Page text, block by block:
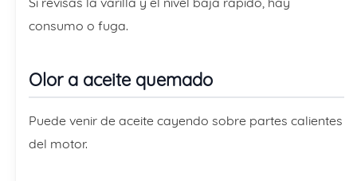
consumo o fuga.
Olor a aceite quemado
Puede venir de aceite cayendo sobre partes calientes
del motor.